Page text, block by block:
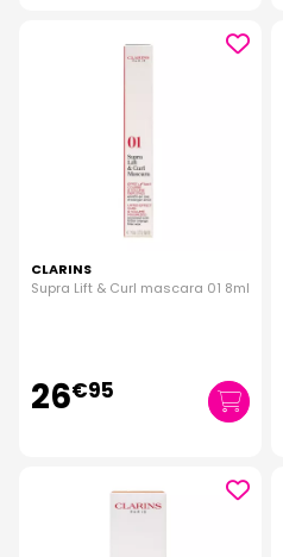
CLARINS
Supra Lift & Curl mascara 01 8ml
26€95